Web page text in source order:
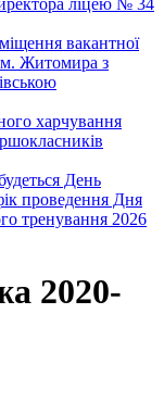
ліцею № 34
вакантної
Житомира з
харчування
День
проведення Дня
тренування 2026
2020-